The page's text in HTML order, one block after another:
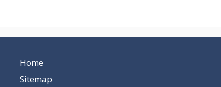
Home
Sitemap